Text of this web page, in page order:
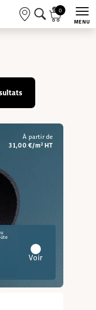
0
MENU
À partir de
31,00 €/m² HT
Voir